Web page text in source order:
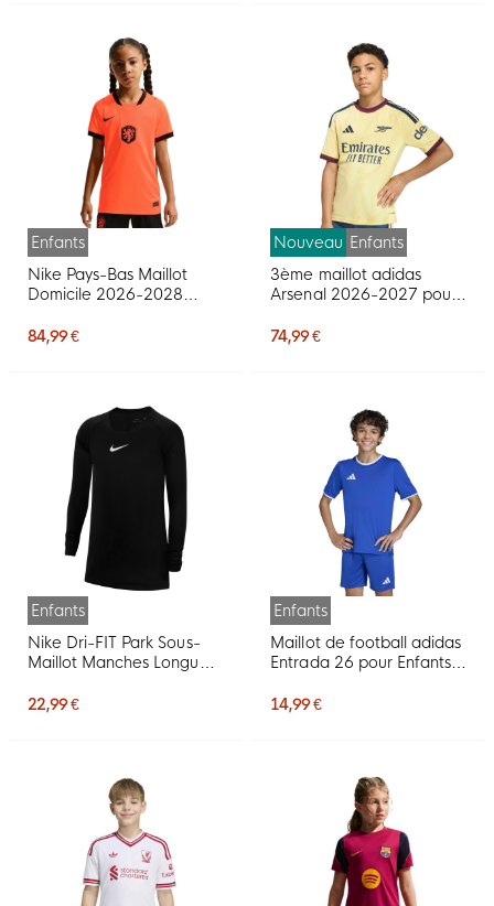
Enfants
Nike Pays-Bas Maillot
Domicile 2026-2028
84,99 €
Nouveau Enfants
3ème maillot adidas
Arsenal 2026-2027 pour
74,99 €
Enfants
Nike Dri-FIT Park Sous-
Maillot Manches Longues
22,99 €
Enfants
Maillot de football adidas
Entrada 26 pour Enfants,
14,99 €